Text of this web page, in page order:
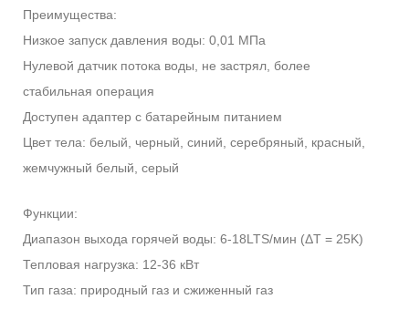
Преимущества:
Низкое запуск давления воды: 0,01 МПа
Нулевой датчик потока воды, не застрял, более
стабильная операция
Доступен адаптер с батарейным питанием
Цвет тела: белый, черный, синий, серебряный, красный,
жемчужный белый, серый
Функции:
Диапазон выхода горячей воды: 6-18LTS/мин (ΔT = 25K)
Тепловая нагрузка: 12-36 кВт
Тип газа: природный газ и сжиженный газ